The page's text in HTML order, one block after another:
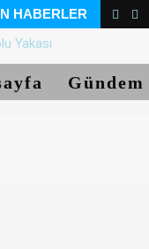
HABERLER
Gündem